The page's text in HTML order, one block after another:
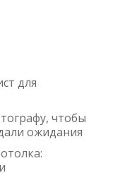
для
чтобы
ожидания